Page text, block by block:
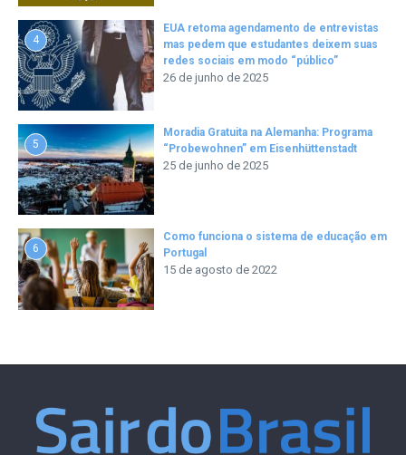
4
EUA retoma agendamento de entrevistas
mas pedem que estudantes deixem suas
redes sociais em modo “público”
26 de junho de 2025
5
Moradia Gratuita na Alemanha: Programa
“Probewohnen” em Eisenhüttenstadt
25 de junho de 2025
6
Como funciona o sistema de educação em
Portugal
15 de agosto de 2022